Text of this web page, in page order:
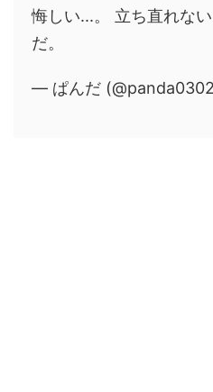
悔しい...。 立ち直れな
だ。
— ぱんだ